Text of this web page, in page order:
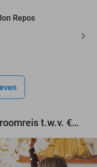
Repos
Maak gratis kans op een droomreis t.w.v. €3.000!